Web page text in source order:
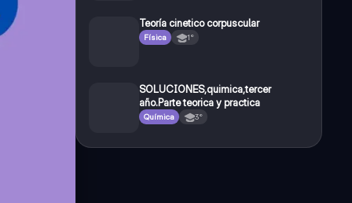
Teoría cinetico corpuscular
Física 1°
SOLUCIONES,quimica,tercer
año.Parte teorica y practica
Química 3°